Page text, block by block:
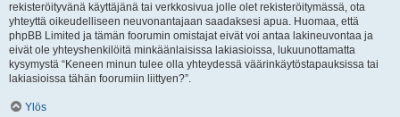
rekisteröityvänä käyttäjänä tai verkkosivua jolle olet rekisteröitymässä, ota
yhteyttä oikeudelliseen neuvonantajaan saadaksesi apua. Huomaa, että
phpBB Limited ja tämän foorumin omistajat eivät voi antaa lakineuvontaa ja
eivät ole yhteyshenkilöitä minkäänlaisissa lakiasioissa, lukuunottamatta
kysymystä “Keneen minun tulee olla yhteydessä väärinkäytöstapauksissa tai
lakiasioissa tähän foorumiin liittyen?”.
Ylös